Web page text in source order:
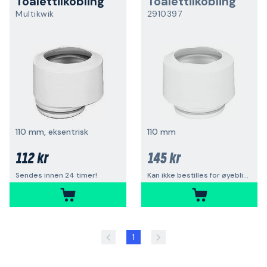
Multikwik
110 mm, eksentrisk
112 kr
Sendes innen 24 timer!
2910397
110 mm
145 kr
Kan ikke bestilles for øyeblikket
1